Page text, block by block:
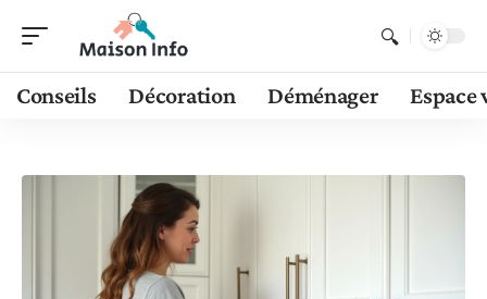
Conseils Décoration Déménager Espace